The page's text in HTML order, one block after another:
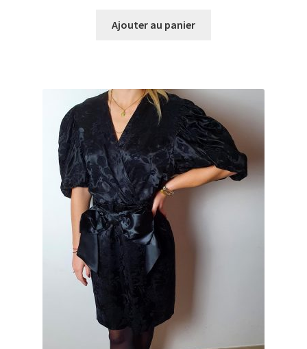
Ajouter au panier